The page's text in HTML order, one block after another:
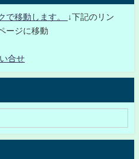
で移動します。
↓下記のリン
ージに移動
合せ